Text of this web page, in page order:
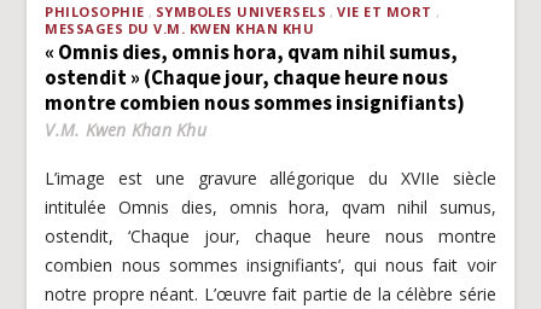
PHILOSOPHIE SYMBOLES UNIVERSELS
VIE ET MORT
MESSAGES DU V.M. KWEN KHAN KHU
« Omnis dies, omnis hora, qvam nihil sumus,
ostendit » (Chaque jour, chaque heure nous
montre combien nous sommes insignifiants)
V.M. Kwen Khan Khu
L’image est une gravure allégorique du XVIIe siècle
intitulée Omnis dies, omnis hora, qvam nihil sumus,
ostendit, ‘Chaque jour, chaque heure nous montre
combien nous sommes insignifiants’, qui nous fait voir
notre propre néant. L’œuvre fait partie de la célèbre série